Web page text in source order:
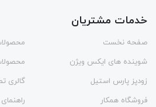
خدمات مشتریان
صفحه نخست
شوینده های ایکس ویژن
زودپز پارس استیل
گالری
فروشگاه همکار